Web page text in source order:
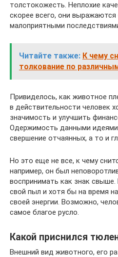
толстокожесть. Неплохие
скорее всего, они
малоприятными
Читайте также: К чему
толкование по
Привиделось, как животное
в действительности человек
значимость и улучшить
Одержимость данными идеями
свершение отчаянных, а то и
Но это еще не все, к чему
например, он был
воспринимать как знак
свой пыл и хотя бы на время
своей энергии. Возможно,
самое благое русло.
Какой приснился
Внешний вид животного, его